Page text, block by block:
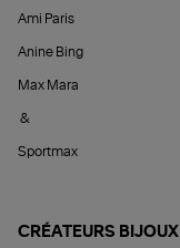
Ami Paris
Anine Bing
Max Mara
&
Sportmax
CRÉATEURS BIJOUX